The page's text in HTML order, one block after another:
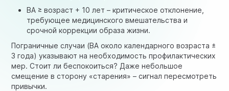
BA ≥ возраст + 10 лет – критическое отклонение,
требующее медицинского вмешательства и
срочной коррекции образа жизни.
Пограничные случаи (BA около календарного возраста ±
3 года) указывают на необходимость профилактических
мер. Стоит ли беспокоиться? Даже небольшое
смещение в сторону «старения» – сигнал пересмотреть
привычки.